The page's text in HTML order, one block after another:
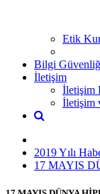
Etik
Bilgi
İletişim
İletişim
İletişim
2019 Yılı
17 MAYIS